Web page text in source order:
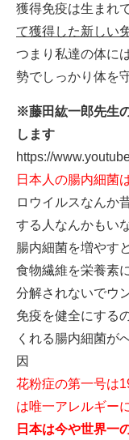
獲得免疫は生まれ
て獲得した新しい
つまり私達の体に
勢でしっかり体を
※藤田紘一郎先生
します
https://
日本人の腸内細菌
ロウイルスなんか
する人なんかもい
腸内細菌を増やす
食物繊維を栄養素
分解されないでウ
免疫を健全にする
くれる腸内細菌が
因
花粉症の第一号は
は唯一アレルギー
日本は今や世界一